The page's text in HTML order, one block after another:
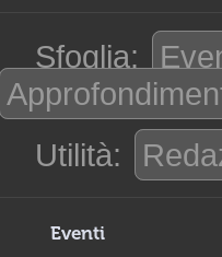
Sfoglia:
Utilità:
Eventi